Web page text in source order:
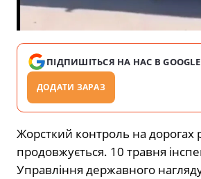
ПІДПИШІТЬСЯ НА НАС В GOOGLE
ДОДАТИ ЗАРАЗ
Жорсткий контроль на дорогах
продовжується. 10 травня
Управління державного